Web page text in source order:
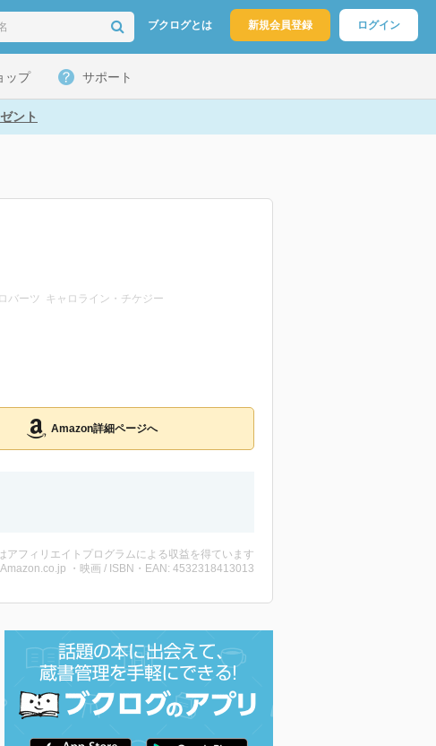
ブクログとは 新規会員登録 ログイン
ップ サポート
ント
バーツ キャロライン・チケジー
Amazon詳細ページへ
アフィリエイトプログラムによる収益を得ています
Amazon.co.jp ・映画 / ISBN・EAN: 4532318413013